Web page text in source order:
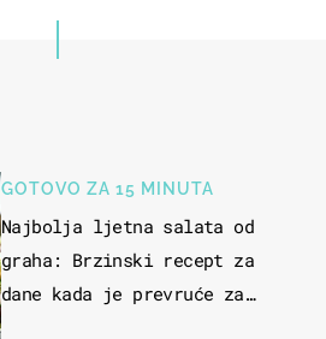
GOTOVO ZA 15 MINUTA
Najbolja ljetna salata od
graha: Brzinski recept za
dane kada je prevruće za